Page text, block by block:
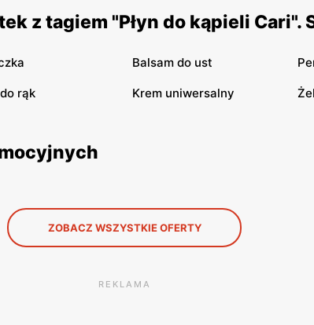
z tagiem "Płyn do kąpieli
Balsam do ust
rąk Krem uniwersalny
ZOBACZ WSZYSTKIE OFERTY
REKLAMA